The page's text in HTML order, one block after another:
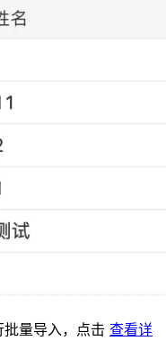
量导入，点击 查看详